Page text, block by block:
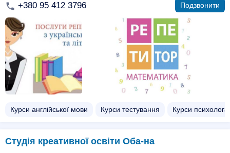
+380 95 412 3796 Подзвонити
Курси англійської мови Курси тестування Курси психолога
Студія креативної освіти Оба-на